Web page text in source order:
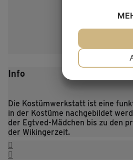
Info
Die Kostümwerkstatt ist eine
in der Kostüme nachgebildet
der Egtved-Mädchen bis zu den
der Wikingerzeit.